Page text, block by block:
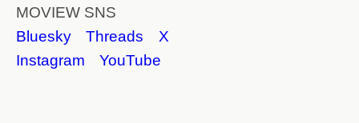
MOVIEW SNS
Bluesky
Threads
X
Instagram
YouTube